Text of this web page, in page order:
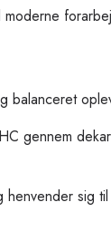
balanceret
gennem
sig